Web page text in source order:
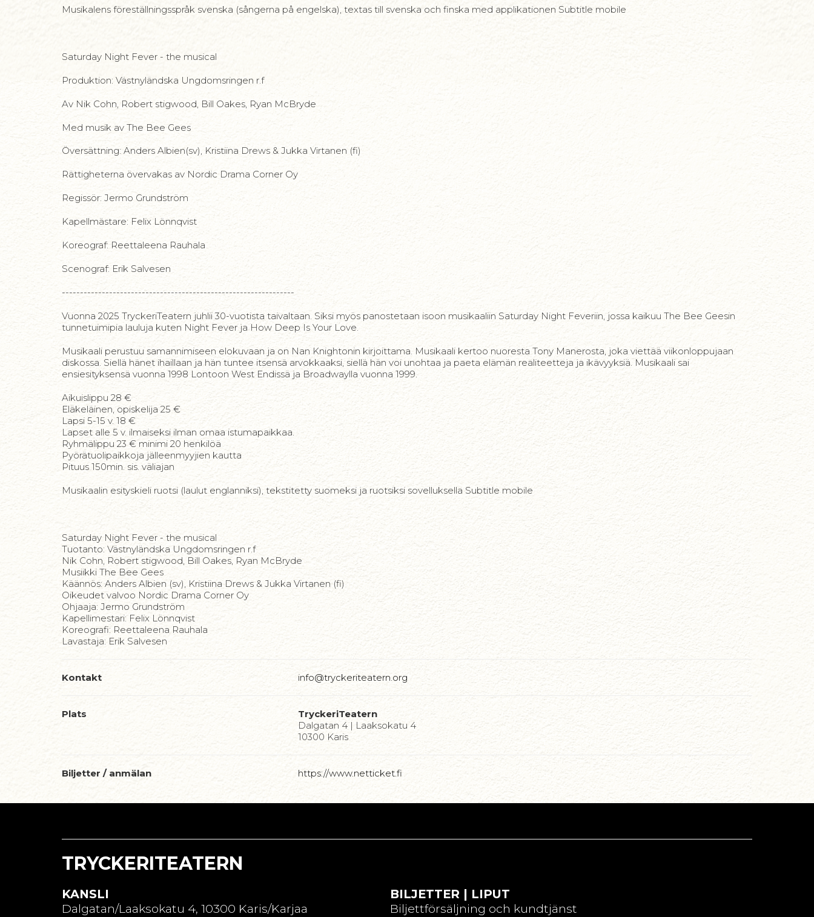
Musikalens föreställningsspråk svenska (sångerna på engelska), textas till svenska och finska med applikationen Subtitle mobile
Saturday Night Fever - the musical
Produktion: Västnyländska Ungdomsringen r.f
Av Nik Cohn, Robert stigwood, Bill Oakes, Ryan McBryde
Med musik av The Bee Gees
Översättning: Anders Albien(sv), Kristiina Drews & Jukka Virtanen (fi)
Rättigheterna övervakas av Nordic Drama Corner Oy
Regissör: Jermo Grundström
Kapellmästare: Felix Lönnqvist
Koreograf: Reettaleena Rauhala
Scenograf: Erik Salvesen
----------------------------------------------------------------
Vuonna 2025 TryckeriTeatern juhlii 30-vuotista taivaltaan. Siksi myös panostetaan isoon musikaaliin Saturday Night Feveriin, jossa kaikuu The Bee Geesin
tunnetuimipia lauluja kuten Night Fever ja How Deep Is Your Love.
Musikaali perustuu samannimiseen elokuvaan ja on Nan Knightonin kirjoittama. Musikaali kertoo nuoresta Tony Manerosta, joka viettää viikonloppujaan
diskossa. Siellä hänet ihaillaan ja hän tuntee itsensä arvokkaaksi, siellä hän voi unohtaa ja paeta elämän realiteetteja ja ikävyyksiä. Musikaali sai
ensiesityksensä vuonna 1998 Lontoon West Endissä ja Broadwaylla vuonna 1999.
Aikuislippu 28 €
Eläkeläinen, opiskelija 25 €
Lapsi 5-15 v. 18 €
Lapset alle 5 v. ilmaiseksi ilman omaa istumapaikkaa.
Ryhmälippu 23 € minimi 20 henkilöä
Pyörätuolipaikkoja jälleenmyyjien kautta
Pituus 150min. sis. väliajan
Musikaalin esityskieli ruotsi (laulut englanniksi), tekstitetty suomeksi ja ruotsiksi sovelluksella Subtitle mobile
Saturday Night Fever - the musical
Tuotanto: Västnyländska Ungdomsringen r.f
Nik Cohn, Robert stigwood, Bill Oakes, Ryan McBryde
Musiikki The Bee Gees
Käännös: Anders Albien (sv), Kristiina Drews & Jukka Virtanen (fi)
Oikeudet valvoo Nordic Drama Corner Oy
Ohjaaja: Jermo Grundström
Kapellimestari: Felix Lönnqvist
Koreografi: Reettaleena Rauhala
​Lavastaja: Erik Salvesen
Kontakt info@tryckeriteatern.org
Plats
TryckeriTeatern
Dalgatan 4 | Laaksokatu 4
10300 Karis
Biljetter / anmälan https://www.netticket.fi
TRYCKERITEATERN
KANSLI
Dalgatan/Laaksokatu 4, 10300 Karis/Karjaa
BILJETTER | LIPUT
Biljettförsäljning och kundtjänst